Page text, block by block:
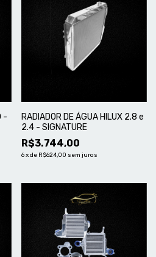
-
RADIADOR DE ÁGUA HILUX 2.8 e
2.4 - SIGNATURE
R$3.744,00
6xde R$624,00 sem juros